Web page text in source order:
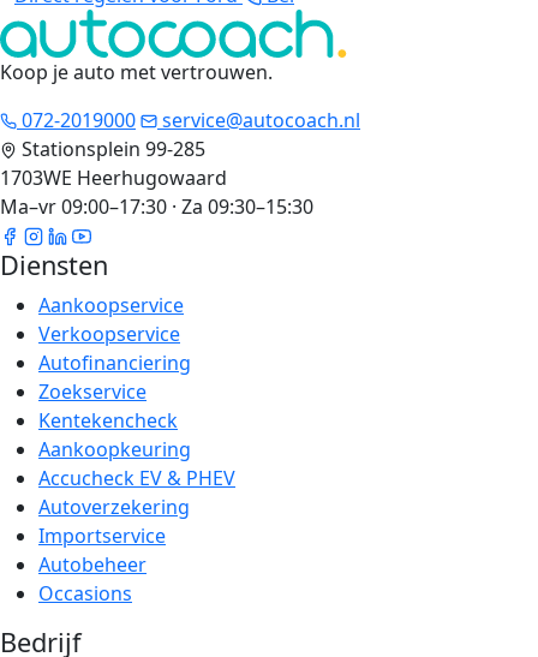
Koop je auto met vertrouwen.
072-2019000
service@autocoach.nl
Stationsplein 99-285
1703WE Heerhugowaard
Ma–vr 09:00–17:30 · Za 09:30–15:30
Diensten
Aankoopservice
Verkoopservice
Autofinanciering
Zoekservice
Kentekencheck
Aankoopkeuring
Accucheck EV & PHEV
Autoverzekering
Importservice
Autobeheer
Occasions
Bedrijf